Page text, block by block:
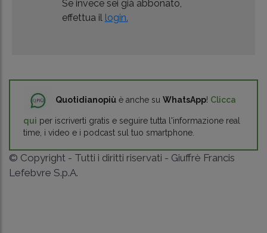
Se invece sei già abbonato,
effettua il login.
Quotidianopiù è anche su WhatsApp! Clicca
qui per iscriverti gratis e seguire tutta l'informazione real
time, i video e i podcast sul tuo smartphone.
© Copyright - Tutti i diritti riservati - Giuffrè Francis
Lefebvre S.p.A.